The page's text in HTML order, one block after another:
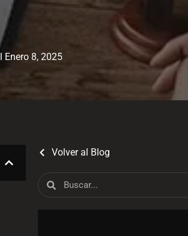
Enero 8, 2025
Volver al Blog